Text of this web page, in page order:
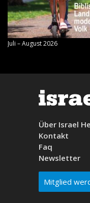
Juli – August 2026
Über Israel
Kontakt
Faq
Newsletter
Mitglied